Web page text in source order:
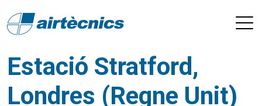
Estació Stratford,
Londres (Regne Unit)